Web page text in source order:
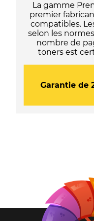
orange)
-
Noire
La gamme
premier
compatibles.
selon les
nombre de
toners est
Garantie de